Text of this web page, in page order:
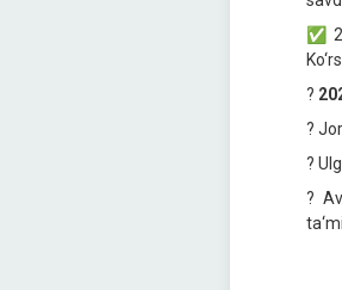
✅
?
?
?
?